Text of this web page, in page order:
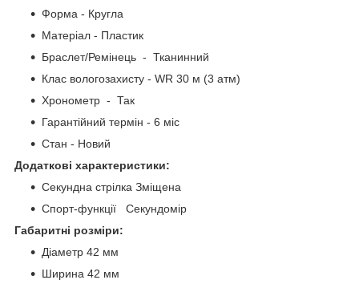
Форма - Кругла
Матеріал - Пластик
Браслет/Ремінець - Тканинний
Клас вологозахисту - WR 30 м (3 атм)
Хронометр - Так
Гарантійний термін - 6 міс
Стан - Новий
Додаткові характеристики:
Секундна стрілка Зміщена
Спорт-функції Секундомір
Габаритні розміри:
Діаметр 42 мм
Ширина 42 мм